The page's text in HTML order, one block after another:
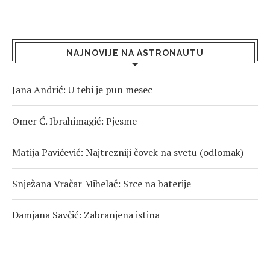
NAJNOVIJE NA ASTRONAUTU
Jana Andrić: U tebi je pun mesec
Omer Ć. Ibrahimagić: Pjesme
Matija Pavićević: Najtrezniji čovek na svetu (odlomak)
Snježana Vračar Mihelač: Srce na baterije
Damjana Savčić: Zabranjena istina